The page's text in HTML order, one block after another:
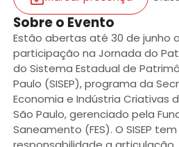
Sobre o Evento
Estão abertas até 30 de junho
participação na Jornada do
do Sistema Estadual de
Paulo (SISEP), programa da
Economia e Indústria Criativas
São Paulo, gerenciado pela
Saneamento (FES). O SISEP